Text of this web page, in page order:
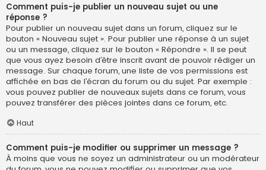
Comment puis-je publier un nouveau sujet ou une
réponse ?
Pour publier un nouveau sujet dans un forum, cliquez sur le
bouton « Nouveau sujet ». Pour publier une réponse à un sujet
ou un message, cliquez sur le bouton « Répondre ». Il se peut
que vous ayez besoin d’être inscrit avant de pouvoir rédiger un
message. Sur chaque forum, une liste de vos permissions est
affichée en bas de l’écran du forum ou du sujet. Par exemple :
vous pouvez publier de nouveaux sujets dans ce forum, vous
pouvez transférer des pièces jointes dans ce forum, etc.
Haut
Comment puis-je modifier ou supprimer un message ?
À moins que vous ne soyez un administrateur ou un modérateur